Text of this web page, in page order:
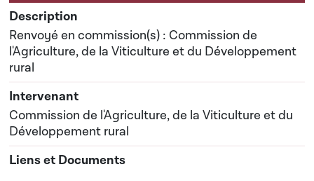
Renvoyé en commission(s) : Commission de
l'Agriculture, de la Viticulture et du Développement
rural
Commission de l'Agriculture, de la Viticulture et du
Développement rural